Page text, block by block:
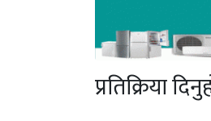
प्रतिक्रिया